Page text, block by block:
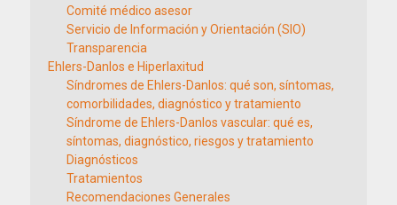
Comité médico asesor
Servicio de Información y Orientación (SIO)
Transparencia
Ehlers-Danlos e Hiperlaxitud
Síndromes de Ehlers-Danlos: qué son, síntomas,
comorbilidades, diagnóstico y tratamiento
Síndrome de Ehlers-Danlos vascular: qué es,
síntomas, diagnóstico, riesgos y tratamiento
Diagnósticos
Tratamientos
Recomendaciones Generales